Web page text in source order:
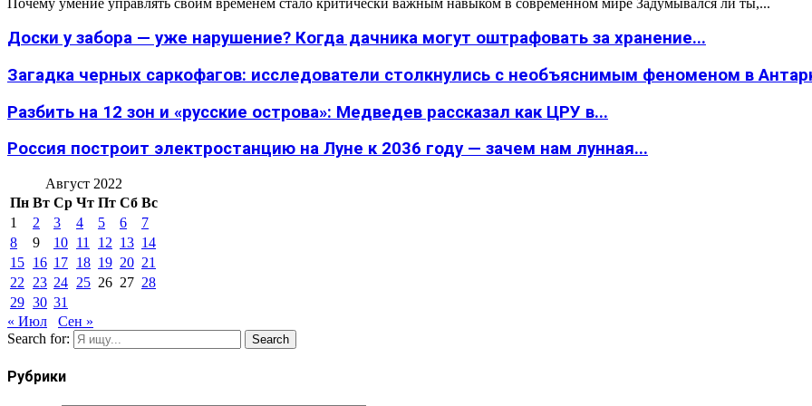
Доски у забора — уже нарушение? Когда дачника могут оштрафовать за хранение...
Загадка черных саркофагов: исследователи столкнулись с необъяснимым феноменом в
Разбить на 12 зон и «русские острова»: Медведев рассказал как ЦРУ в...
Россия построит электростанцию на Луне к 2036 году — зачем нам лунная...
Август 2022
Пн Вт Ср Чт Пт Сб Вс
1
2 3 4 5 6
7
8
9 10 11 12 13 14
15 16 17 18 19 20 21
22
23 24 25 26 27 28
29 30 31
« Июл
Сен »
Search for:
Search
Рубрики